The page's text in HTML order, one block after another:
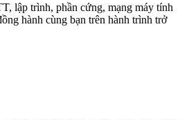
lập trình, phần cứng, mạng máy tính
hành cùng bạn trên hành trình trở